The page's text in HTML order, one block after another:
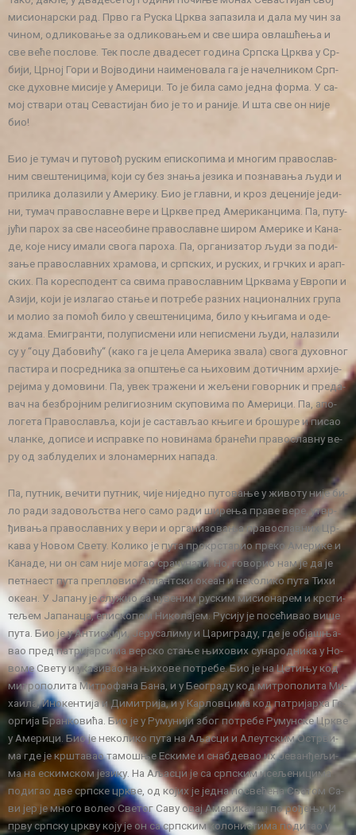
ми­си­о­нар­ски рад. Пр­во га Ру­ска Цр­ква за­па­зи­ла и да­ла му чин за
чи­ном, од­ли­ко­ва­ње за од­ли­ко­ва­њем и све ши­ра овла­шће­ња и
све ве­ће по­сло­ве. Тек по­сле два­де­сет го­ди­на Срп­ска Цр­ква у Ср­
би­ји, Цр­ној Го­ри и Вој­во­ди­ни на­и­ме­но­ва­ла га је на­чел­ни­ком Срп­
ске ду­хов­не ми­си­је у Аме­ри­ци. То је би­ла са­мо јед­на фор­ма. У са­
мој ства­ри отац Се­ва­сти­јан био је то и ра­ни­је. И шта све он ни­је
био!
Био је ту­мач и пу­то­вођ ру­ским епи­ско­пи­ма и мно­гим пра­во­слав­
ним све­ште­ни­ци­ма, ко­ји су без зна­ња је­зи­ка и по­зна­ва­ња љу­ди и
при­ли­ка до­ла­зи­ли у Аме­ри­ку. Био је глав­ни, и кроз де­це­ни­је је­ди­
ни, ту­мач пра­во­слав­не ве­ре и Цр­кве пред Аме­ри­кан­ци­ма. Па, пу­ту­
ју­ћи па­рох за све на­се­о­би­не пра­во­слав­не ши­ром Аме­ри­ке и Ка­на­
де, ко­је ни­су има­ли сво­га па­ро­ха. Па, ор­га­ни­за­тор љу­ди за по­ди­
за­ње пра­во­слав­них хра­мо­ва, и срп­ских, и ру­ских, и грч­ких и арап­
ских. Па ко­ре­спо­дент са сви­ма пра­во­слав­ним Цр­ква­ма у Евро­пи и
Ази­ји, ко­ји је из­ла­гао ста­ње и по­тре­бе ра­зних на­ци­о­нал­них гру­па
и мо­лио за по­моћ би­ло у све­ште­ни­ци­ма, би­ло у књи­га­ма и оде­
жда­ма. Еми­гран­ти, по­лу­пи­сме­ни или не­пи­сме­ни љу­ди, на­ла­зи­ли
су у “оцу Да­бо­ви­ћу“ (ка­ко га је це­ла Аме­ри­ка зва­ла) сво­га ду­хов­ног
па­сти­ра и по­сред­ни­ка за оп­ште­ње са њи­хо­вим до­тич­ним ар­хи­је­
ре­ји­ма у до­мо­ви­ни. Па, увек тра­же­ни и же­ље­ни го­вор­ник и пре­да­
вач на без­број­ним ре­ли­ги­о­зним ску­по­ви­ма по Аме­ри­ци. Па, апо­
ло­ге­та Пра­во­сла­вља, ко­ји је са­ста­вљао књи­ге и бро­шу­ре и пи­сао
члан­ке, до­пи­се и ис­прав­ке по но­ви­на­ма бра­не­ћи пра­во­слав­ну ве­
ру од за­блу­де­лих и зло­на­мер­них на­па­да.
Па, пут­ник, ве­чи­ти пут­ник, чи­је ни­јед­но пу­то­ва­ње у жи­во­ту ни­је би­
ло ра­ди за­до­вољ­ства не­го са­мо ра­ди ши­ре­ња пра­ве ве­ре, утвр­
ђи­ва­ња пра­во­слав­них у ве­ри и ор­га­ни­зо­ва­ња пра­во­слав­них Цр­
ка­ва у Но­вом Све­ту. Ко­ли­ко је пу­та про­кр­ста­рио пре­ко Аме­ри­ке и
Ка­на­де, ни он сам ни­је мо­гао сра­чу­на­ти. Но, го­во­рио нам је да је
пет­на­ест пу­та пре­пло­вио Атлант­ски оке­ан и не­ко­ли­ко пу­та Ти­хи
оке­ан. У Ја­па­ну је слу­жио са чу­ве­ним ру­ским ми­си­о­на­рем и кр­сти­
те­љем Ја­па­на­ца, епи­ско­пом Ни­ко­ла­јем. Ру­си­ју је по­се­ћи­вао ви­ше
пу­та. Био је у Ан­ти­о­хи­ји, Је­ру­са­ли­му и Ца­ри­гра­ду, где је об­ја­шња­
вао пред па­три­јар­си­ма вер­ско ста­ње њи­хо­вих су­на­род­ни­ка у Но­
во­ме Све­ту и ука­зи­вао на њи­хо­ве по­тре­бе. Био је на Це­ти­њу код
ми­тро­по­ли­та Ми­тро­фа­на Ба­на, и у Бе­о­гра­ду код ми­тро­по­ли­та Ми­
ха­и­ла, Ино­кен­ти­ја и Ди­ми­три­ја, и у Кар­лов­ци­ма код па­три­јар­ха Ге­
ор­ги­ја Бран­ко­ви­ћа. Био је у Ру­му­ни­ји због по­тре­бе Ру­мун­ске Цр­кве
у Аме­ри­ци. Био је не­ко­ли­ко пу­та на Аља­сци и Але­ут­ским Остр­ви­
ма где је кр­шта­вао та­мо­шње Ески­ме и снаб­де­вао их Је­ван­ђе­љи­
ма на еским­ском је­зи­ку. На Аља­сци је са срп­ским исе­ље­ни­ци­ма
по­ди­гао две срп­ске цр­кве, од ко­јих је јед­на по­све­ће­на Све­том Са­
ви јер је мно­го во­лео Све­тог Са­ву овај Аме­ри­ка­нац по ро­ђе­њу. И
пр­ву срп­ску цр­кву ко­ју је он са срп­ским ко­ло­ни­сти­ма по­ди­гао у